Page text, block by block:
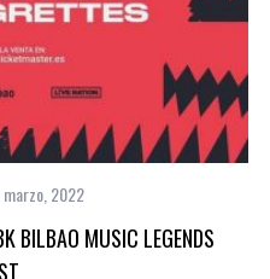
marzo, 2022
BILBAO MUSIC LEGENDS